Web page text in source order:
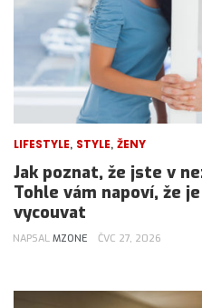
LIFESTYLE, STYLE, ŽENY
Jak poznat, že jste v
Tohle vám napoví, že
vycouvat
NAPSAL MZONE ČVC 27, 2026